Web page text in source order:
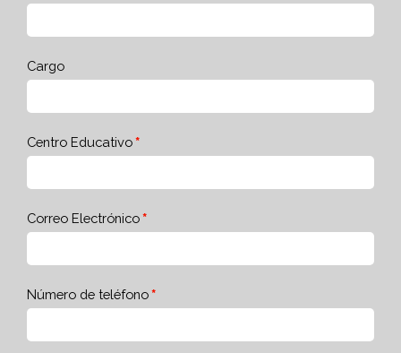
Cargo
Centro Educativo
Correo Electrónico
Número de teléfono